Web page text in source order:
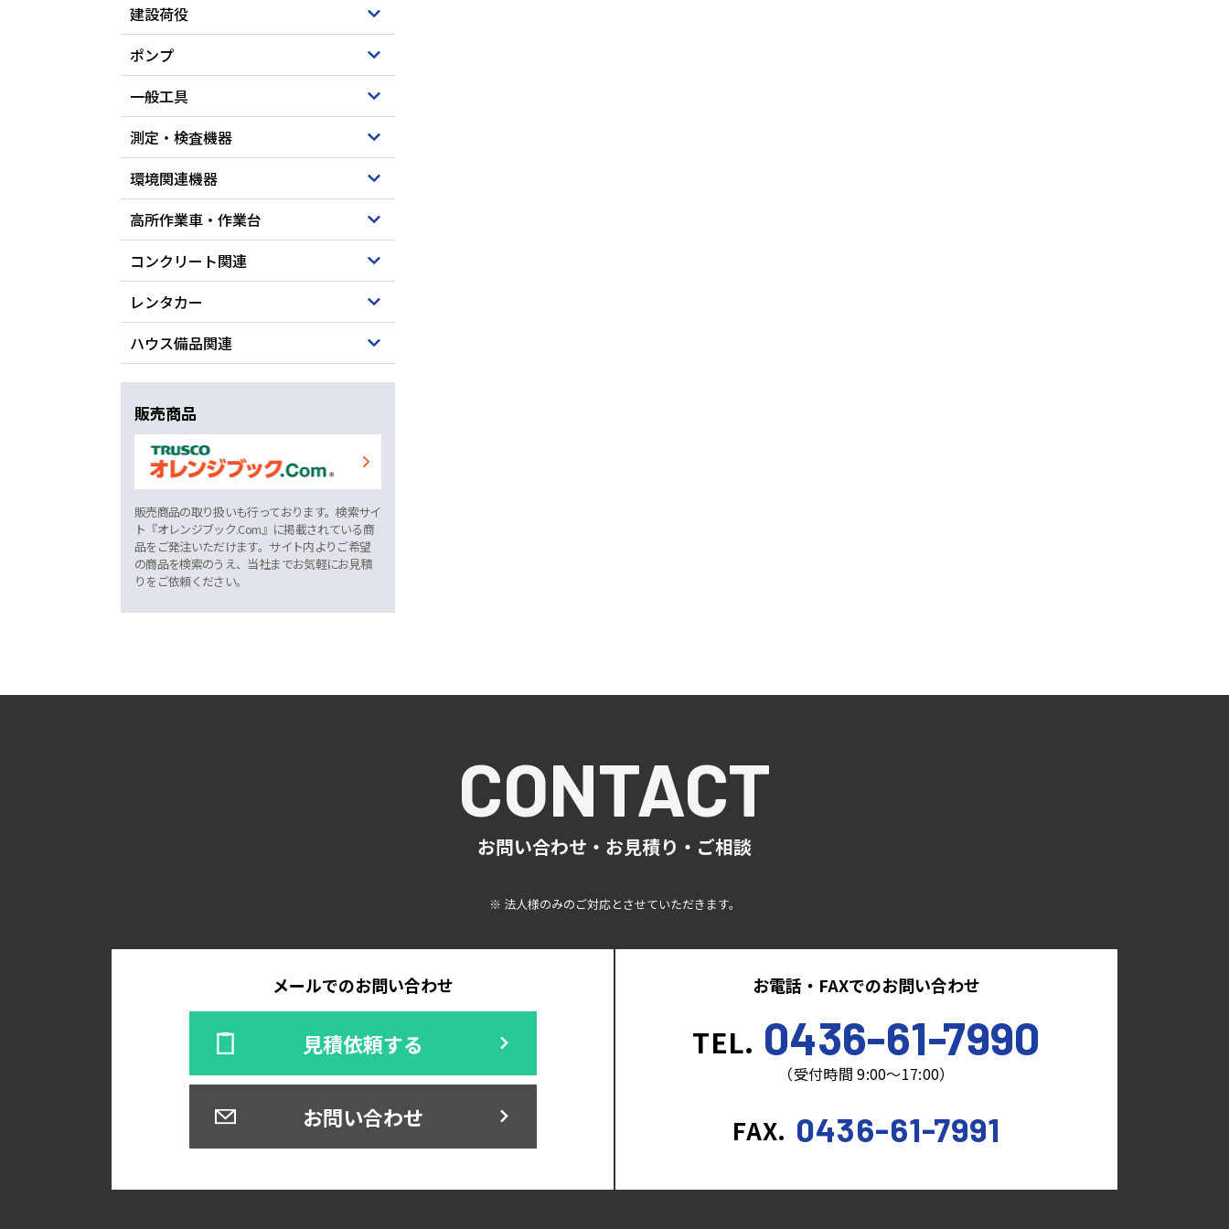
建設荷役
ポンプ
一般工具
測定・検査機器
環境関連機器
高所作業車・作業台
コンクリート関連
レンタカー
ハウス備品関連
販売商品
販売商品の取り扱いも行っております。検索サイ
ト『オレンジブック.Com』に掲載されている商
品をご発注いただけます。サイト内よりご希望
の商品を検索のうえ、当社までお気軽にお見積
りをご依頼ください。
CONTACT
お問い合わせ・お見積り・ご相談
※ 法人様のみのご対応とさせていただきます。
メールでのお問い合わせ
見積依頼する
お問い合わせ
お電話・FAXでのお問い合わせ
TEL. 0436-61-7990
（受付時間 9:00～17:00）
FAX. 0436-61-7991